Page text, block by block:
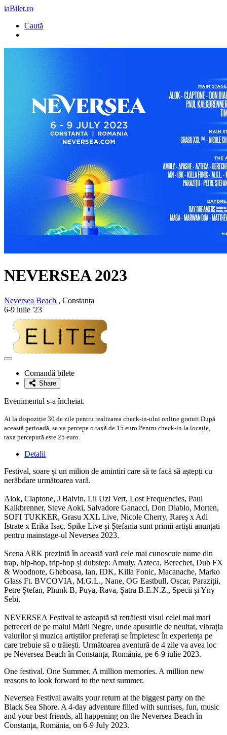
iaBilet.ro
Caută
NEVERSEA 2023
Neversea Beach , Constanța
6-9 iulie '23
Adaugă
favoriteComandă bilete
Share
Evenimentul s-a încheiat.
Ai la dispoziție 30 de zile pentru realizarea check-in-ului online gratuit.După
această perioadă, se va percepe o taxă de 15 euro.Pentru check-in la locație,
taxa percepută este 25 euro.
Detalii
Festival, soare și un milion de amintiri care să te facă să aștepți cu
nerăbdare următoarea vară.
Alok, Claptone, J Balvin, Lil Uzi Vert, Lost Frequencies, Paul
Kalkbrenner, Steve Aoki, Salvadore Ganacci, Don Diablo, Morten,
SOFI TUKKER, Grasu XXL Live, Nicole Cherry, Rareș x Adi
Istrate x Erika Isac, Spike Live și Ștefania sunt primii artiști anunțati
pentru mainstage-ul Neversea 2023.
Scena ARK prezintă în această vară cele mai cunoscute nume din
trap, hip-hop, trip-hop și dubstep: Amuly, Azteca, Berechet, Dub FX
& Woodnote, Gheboasa, Ian, IDK, Killa Fonic, Macanache, Marko
Glass Ft. BVCOVIA, M.G.L., Nane, OG Eastbull, Oscar, Paraziții,
Petre Ștefan, Phunk B, Puya, Rava, Șatra B.E.N.Z., Specii și Yny
Sebi.
NEVERSEA Festival te așteaptă să retrăiești visul celei mai mari
petreceri de pe malul Mării Negre, unde apusurile de neuitat, vibrația
valurilor și muzica artiștilor preferați se împletesc în experiența pe
care trebuie să o trăiești. Următoarea aventură de 4 zile va avea loc
pe Neversea Beach în Constanța, România, pe 6-9 iulie 2023.
One festival. One Summer. A million memories. A million new
reasons to look forward to the next summer.
Neversea Festival awaits your return at the biggest party on the
Black Sea Shore. A 4-day adventure filled with sunrises, fun, music
and your best friends, all happening on the Neversea Beach în
Constanța, România, on 6-9 July 2023.